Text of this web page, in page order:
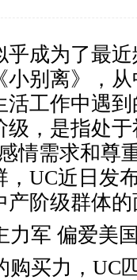
成为了最近
别离》，
活工作中遇
，是指处
情需求和尊
UC近日发
产阶级群体
军 偏爱美
买力，UC